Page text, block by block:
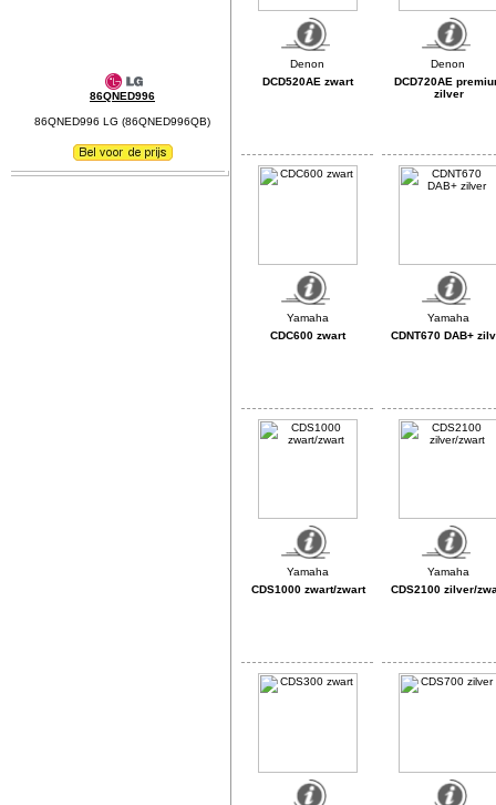
86QNED996
86QNED996 LG (86QNED996QB)
DCD520AE zwart
DCD720AE
zilver
CDC600 zwart CDNT670 DAB+
CDS1000 zwart/zwart CDS2100 zilver/